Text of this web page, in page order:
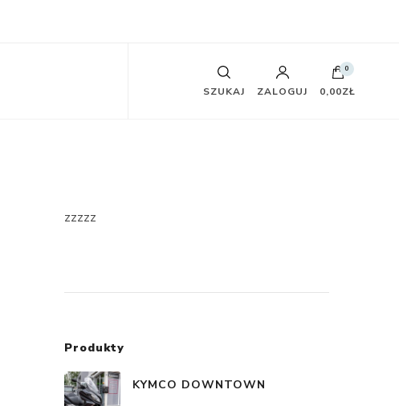
SZUKAJ ZALOGUJ
0
0,00ZŁ
zzzzz
Produkty
KYMCO DOWNTOWN